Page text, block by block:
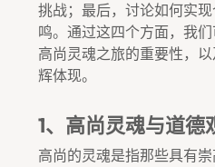
挑战；最后，讨论如何实
鸣。通过这四个方面，我
高尚灵魂之旅的重要性，
辉体现。
1、高尚灵魂与道德
高尚的灵魂是指那些具有